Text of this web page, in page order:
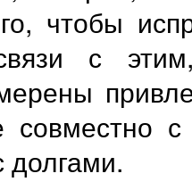
чтобы
с
с
долгами.